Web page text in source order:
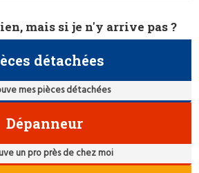
mais si je n'y arrive pas ?
détachées
mes pièces détachées
Dépanneur
un pro près de chez moi